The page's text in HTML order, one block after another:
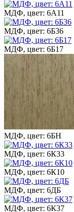
МДФ, цвет: 6А11
МДФ, цвет: 6Б36
МДФ, цвет: 6Б17
МДФ, цвет: 6БН
МДФ, цвет: 6К33
МДФ, цвет: 6К10
МДФ, цвет: 6ДБ
МДФ, цвет: 6К37